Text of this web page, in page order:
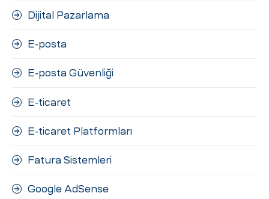
Dijital Pazarlama
E-posta
E-posta Güvenliği
E-ticaret
E-ticaret Platformları
Fatura Sistemleri
Google AdSense